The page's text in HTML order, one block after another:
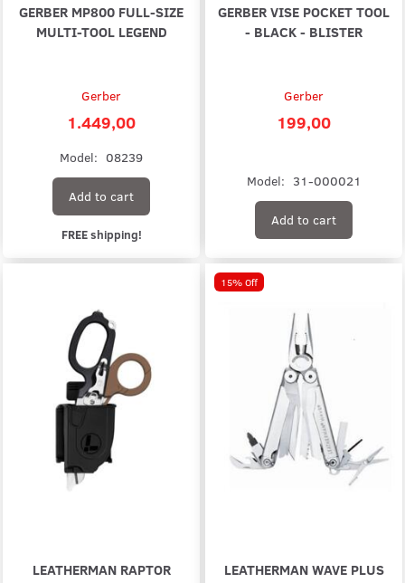
GERBER MP800 FULL-SIZE
MULTI-TOOL LEGEND
Gerber
1.449,00
Model: 08239
Add to cart
FREE shipping!
GERBER VISE POCKET TOOL
- BLACK - BLISTER
Gerber
199,00
Model: 31-000021
Add to cart
LEATHERMAN RAPTOR
15% Off
LEATHERMAN WAVE PLUS